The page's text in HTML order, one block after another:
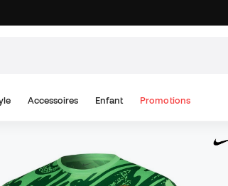
Accessoires Enfant Promotions